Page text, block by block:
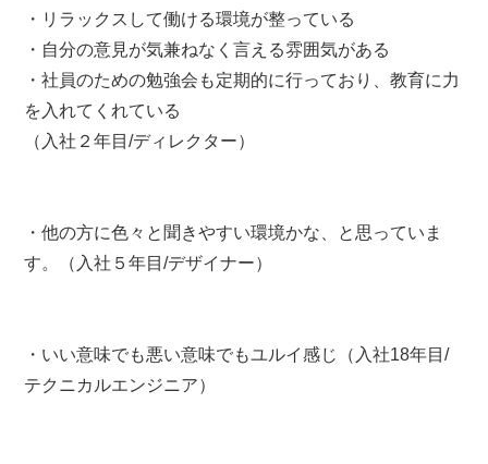
・リラックスして働ける環境が整っている
・自分の意見が気兼ねなく言える雰囲気がある
・社員のための勉強会も定期的に行っており、教育に力
を入れてくれている
（入社２年目/ディレクター）
・他の方に色々と聞きやすい環境かな、と思っていま
す。（入社５年目/デザイナー）
・いい意味でも悪い意味でもユルイ感じ（入社18年目/
テクニカルエンジニア）